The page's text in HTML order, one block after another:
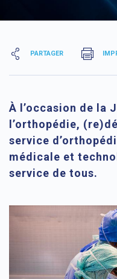
PARTAGER
À l’occasion de la
l’orthopédie,
service
médicale et
service de tous.